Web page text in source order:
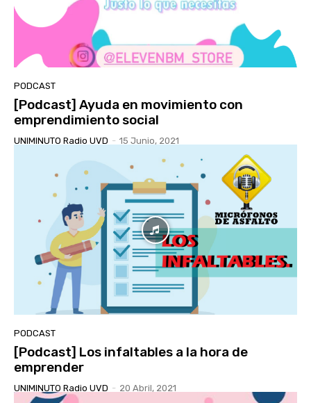
PODCAST
[Podcast] Ayuda en movimiento con
emprendimiento social
UNIMINUTO Radio UVD - 15 Junio, 2021
PODCAST
[Podcast] Los infaltables a la hora de
emprender
UNIMINUTO Radio UVD - 20 Abril, 2021